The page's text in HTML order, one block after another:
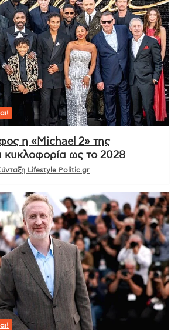
η «Michael 2» της
κυκλοφορία ως το 2028
Lifestyle Politic.gr